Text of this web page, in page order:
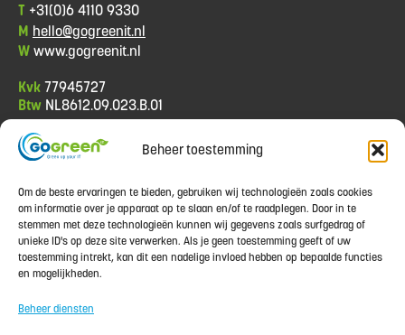
Beheer toestemming
Om de beste ervaringen te bieden, gebruiken wij technologieën zoals cookies
om informatie over je apparaat op te slaan en/of te raadplegen. Door in te
stemmen met deze technologieën kunnen wij gegevens zoals surfgedrag of
unieke ID's op deze site verwerken. Als je geen toestemming geeft of uw
toestemming intrekt, kan dit een nadelige invloed hebben op bepaalde functies
en mogelijkheden.
Beheer diensten
T +31(0)6 4110 9330
M hello@gogreenit.nl
Wwww.gogreenit.nl
Kvk77945727
Btw NL8612.09.023.B.01
Informatie
Privacy policy
Betaalmethoden
Contact
Garantie
Klachten
Verzendkosten & Levertijd